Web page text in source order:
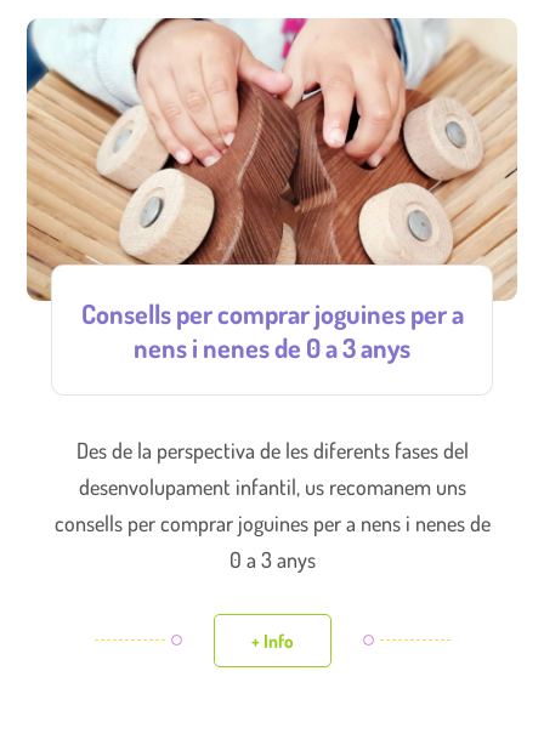
Consells per comprar joguines per a
nens i nenes de 0 a 3 anys
Des de la perspectiva de les diferents fases del
desenvolupament infantil, us recomanem uns
consells per comprar joguines per a nens i nenes de
0 a 3 anys
+ Info